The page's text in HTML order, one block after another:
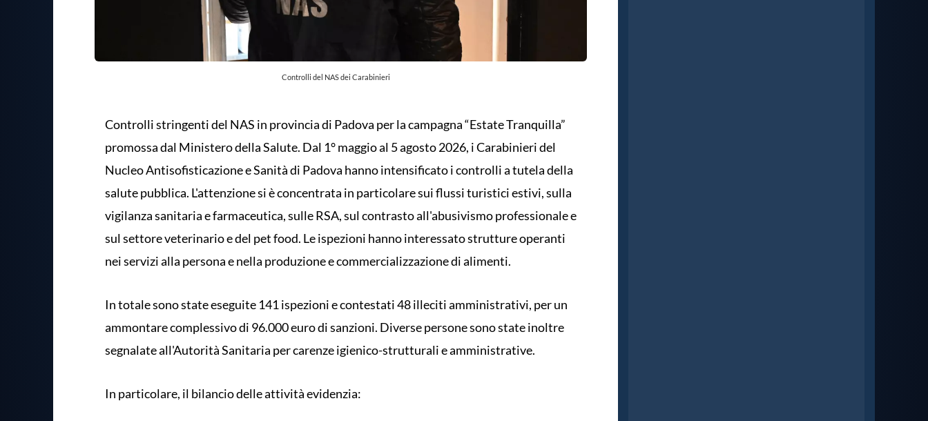
Controlli del NAS dei Carabinieri
Controlli stringenti del NAS in provincia di Padova per la campagna “Estate Tranquilla”
promossa dal Ministero della Salute. Dal 1° maggio al 5 agosto 2026, i Carabinieri del
Nucleo Antisofisticazione e Sanità di Padova hanno intensificato i controlli a tutela della
salute pubblica. L'attenzione si è concentrata in particolare sui flussi turistici estivi, sulla
vigilanza sanitaria e farmaceutica, sulle RSA, sul contrasto all'abusivismo professionale e
sul settore veterinario e del pet food. Le ispezioni hanno interessato strutture operanti
nei servizi alla persona e nella produzione e commercializzazione di alimenti.
In totale sono state eseguite 141 ispezioni e contestati 48 illeciti amministrativi, per un
ammontare complessivo di 96.000 euro di sanzioni. Diverse persone sono state inoltre
segnalate all'Autorità Sanitaria per carenze igienico-strutturali e amministrative.
In particolare, il bilancio delle attività evidenzia: